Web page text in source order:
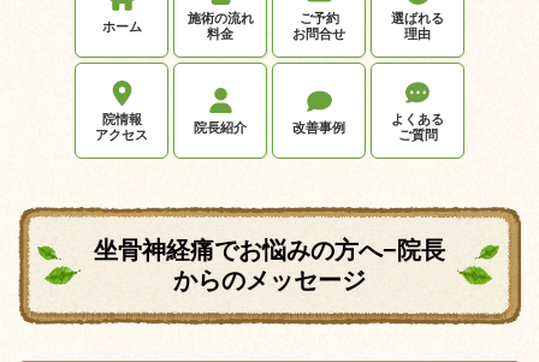
ホーム
施術の流れ
料金
ご予約
お問合せ
選ばれる
理由
院情報
アクセス
院長紹介 改善事例
よくある
ご質問
坐骨神経痛でお悩みの方へ−院長
からのメッセージ